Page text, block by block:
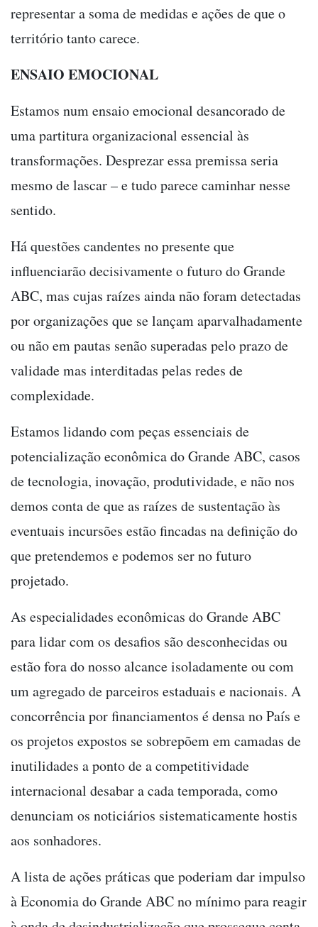
representar a soma de medidas e ações de que o
território tanto carece.
ENSAIO EMOCIONAL
Estamos num ensaio emocional desancorado de
uma partitura organizacional essencial às
transformações. Desprezar essa premissa seria
mesmo de lascar – e tudo parece caminhar nesse
sentido.
Há questões candentes no presente que
influenciarão decisivamente o futuro do Grande
ABC, mas cujas raízes ainda não foram detectadas
por organizações que se lançam aparvalhadamente
ou não em pautas senão superadas pelo prazo de
validade mas interditadas pelas redes de
complexidade.
Estamos lidando com peças essenciais de
potencialização econômica do Grande ABC, casos
de tecnologia, inovação, produtividade, e não nos
demos conta de que as raízes de sustentação às
eventuais incursões estão fincadas na definição do
que pretendemos e podemos ser no futuro
projetado.
As especialidades econômicas do Grande ABC
para lidar com os desafios são desconhecidas ou
estão fora do nosso alcance isoladamente ou com
um agregado de parceiros estaduais e nacionais. A
concorrência por financiamentos é densa no País e
os projetos expostos se sobrepõem em camadas de
inutilidades a ponto de a competitividade
internacional desabar a cada temporada, como
denunciam os noticiários sistematicamente hostis
aos sonhadores.
A lista de ações práticas que poderiam dar impulso
à Economia do Grande ABC no mínimo para reagir